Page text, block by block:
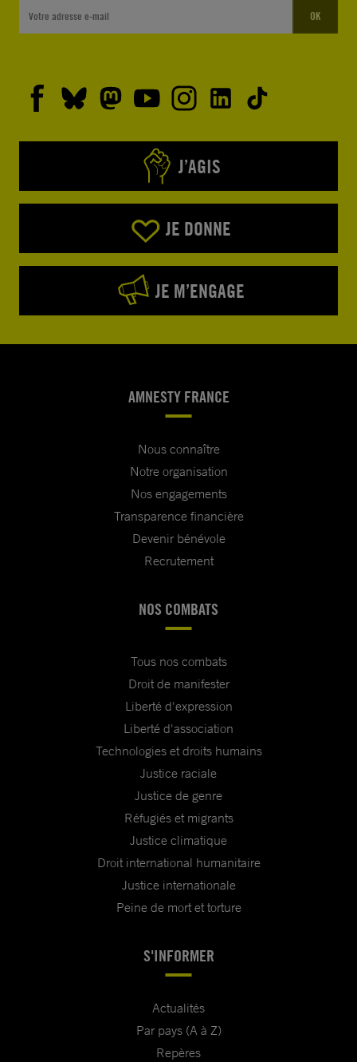
OK
J’AGIS
JE DONNE
JE M’ENGAGE
AMNESTY FRANCE
Nous connaître
Notre organisation
Nos engagements
Transparence financière
Devenir bénévole
Recrutement
NOS COMBATS
Tous nos combats
Droit de manifester
Liberté d'expression
Liberté d'association
Technologies et droits humains
Justice raciale
Justice de genre
Réfugiés et migrants
Justice climatique
Droit international humanitaire
Justice internationale
Peine de mort et torture
S'INFORMER
Actualités
Par pays (A à Z)
Repères